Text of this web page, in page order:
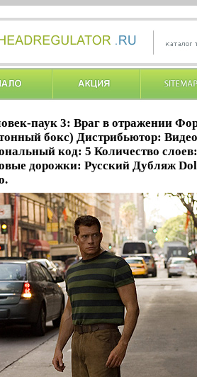
паук 3: Враг в отражении
бокс) Дистрибьютор:
код: 5 Количество
дорожки: Русский Дубляж